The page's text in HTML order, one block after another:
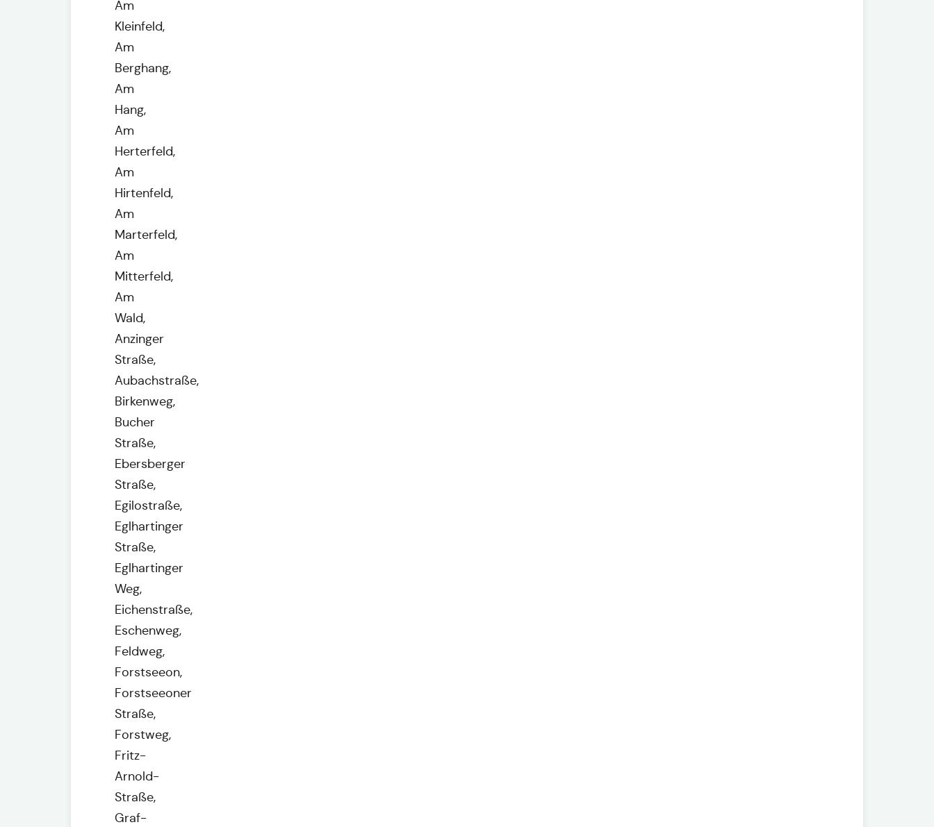
Am
Kleinfeld,
Am
Berghang,
Am
Hang,
Am
Herterfeld,
Am
Hirtenfeld,
Am
Marterfeld,
Am
Mitterfeld,
Am
Wald,
Anzinger
Straße,
Aubachstraße,
Birkenweg,
Bucher
Straße,
Ebersberger
Straße,
Egilostraße,
Eglhartinger
Straße,
Eglhartinger
Weg,
Eichenstraße,
Eschenweg,
Feldweg,
Forstseeon,
Forstseeoner
Straße,
Forstweg,
Fritz-
Arnold-
Straße,
Graf-